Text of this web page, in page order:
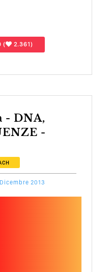
( 2.361)
-
2013